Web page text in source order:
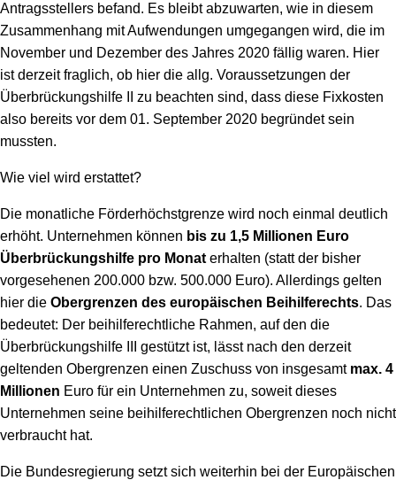
Antragsstellers befand. Es bleibt abzuwarten, wie in diesem
Zusammenhang mit Aufwendungen umgegangen wird, die im
November und Dezember des Jahres 2020 fällig waren. Hier
ist derzeit fraglich, ob hier die allg. Voraussetzungen der
Überbrückungshilfe II zu beachten sind, dass diese Fixkosten
also bereits vor dem 01. September 2020 begründet sein
mussten.
Wie viel wird erstattet?
Die monatliche Förderhöchstgrenze wird noch einmal deutlich
erhöht. Unternehmen können bis zu 1,5 Millionen Euro
Überbrückungshilfe pro Monat erhalten (statt der bisher
vorgesehenen 200.000 bzw. 500.000 Euro). Allerdings gelten
hier die Obergrenzen des europäischen Beihilferechts. Das
bedeutet: Der beihilferechtliche Rahmen, auf den die
Überbrückungshilfe III gestützt ist, lässt nach den derzeit
geltenden Obergrenzen einen Zuschuss von insgesamt max. 4
Millionen Euro für ein Unternehmen zu, soweit dieses
Unternehmen seine beihilferechtlichen Obergrenzen noch nicht
verbraucht hat.
Die Bundesregierung setzt sich weiterhin bei der Europäischen